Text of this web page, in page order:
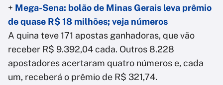
+ Mega-Sena: bolão de Minas Gerais leva prêmio
de quase R$ 18 milhões; veja números
A quina teve 171 apostas ganhadoras, que vão
receber R$ 9.392,04 cada. Outros 8.228
apostadores acertaram quatro números e, cada
um, receberá o prêmio de R$ 321,74.